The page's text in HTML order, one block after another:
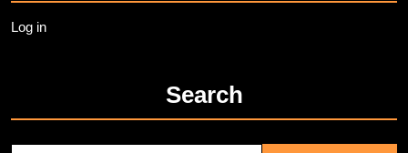
Log in
Search